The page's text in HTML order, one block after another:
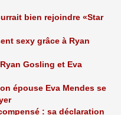
bien rejoindre «Star
sexy grâce à Ryan
Gosling et Eva
épouse Eva Mendes se
: sa déclaration